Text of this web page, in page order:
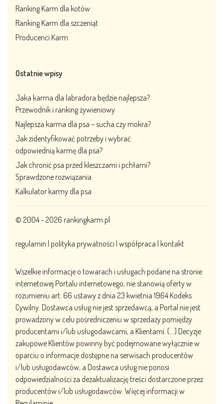
Ranking Karm dla kotów
Ranking Karm dla szczeniąt
Producenci Karm
Ostatnie wpisy
Jaka karma dla labradora będzie najlepsza?
Przewodnik i ranking żywieniowy
Najlepsza karma dla psa – sucha czy mokra?
Jak zidentyfikować potrzeby i wybrać
odpowiednią karmę dla psa?
Jak chronić psa przed kleszczami i pchłami?
Sprawdzone rozwiązania
Kalkulator karmy dla psa
© 2004 - 2026 rankingkarm.pl
regulamin polityka prywatności współpraca kontakt
Wszelkie informacje o towarach i usługach podane na stronie
internetowej Portalu internetowego, nie stanowią oferty w
rozumieniu art. 66 ustawy z dnia 23 kwietnia 1964 Kodeks
Cywilny. Dostawca usług nie jest sprzedawcą, a Portal nie jest
prowadzony w celu pośredniczeniu w sprzedaży pomiędzy
producentami i/lub usługodawcami, a Klientami. (…) Decyzje
zakupowe Klientów powinny być podejmowane wyłącznie w
oparciu o informacje dostępne na serwisach producentów
i/lub usługodawców, a Dostawca usług nie ponosi
odpowiedzialności za dezaktualizację treści dostarczone przez
producentów i/lub usługodawców. Więcej informacji w